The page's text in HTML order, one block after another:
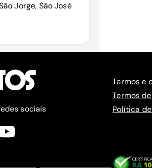
Jorge, São José
sociais
Termos e
Termos
Política